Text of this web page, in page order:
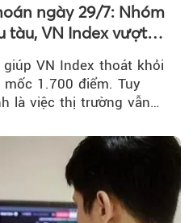
ngày 29/7: Nhóm
tàu, VN Index vượt
VN Index thoát khỏi
1.700 điểm. Tuy
là việc thị trường vẫn
lại.